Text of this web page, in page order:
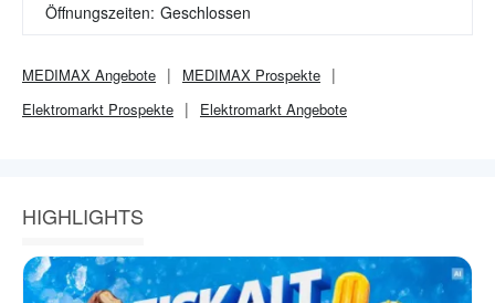
Öffnungszeiten: Geschlossen
MEDIMAX Angebote MEDIMAX Prospekte
Elektromarkt Prospekte Elektromarkt Angebote
HIGHLIGHTS